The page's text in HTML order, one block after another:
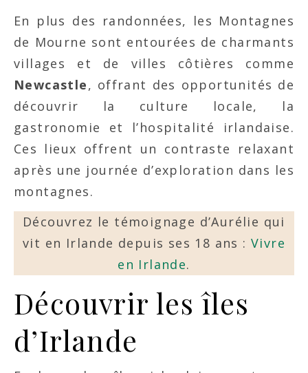
En plus des randonnées, les Montagnes
de Mourne sont entourées de charmants
villages et de villes côtières comme
Newcastle, offrant des opportunités de
découvrir la culture locale, la
gastronomie et l’hospitalité irlandaise.
Ces lieux offrent un contraste relaxant
après une journée d’exploration dans les
montagnes.
Découvrez le témoignage d’Aurélie qui
vit en Irlande depuis ses 18 ans : Vivre
en Irlande.
Découvrir les îles
d’Irlande